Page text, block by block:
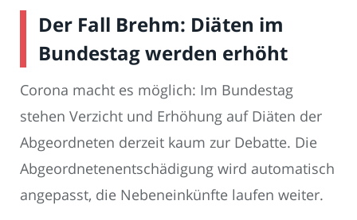
Der Fall Brehm: Diäten im
Bundestag werden erhöht
Corona macht es möglich: Im Bundestag
stehen Verzicht und Erhöhung auf Diäten der
Abgeordneten derzeit kaum zur Debatte. Die
Abgeordnetenentschädigung wird automatisch
angepasst, die Nebeneinkünfte laufen weiter.